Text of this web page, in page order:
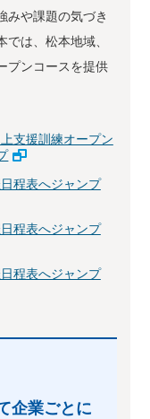
みや課題の気づき
は、松本地域、
プンコースを提供
支援訓練オープン
程表へジャンプ
程表へジャンプ
程表へジャンプ
企業ごとに